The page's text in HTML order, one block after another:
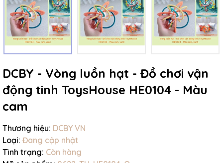
DCBY - Vòng luồn hạt - Đồ chơi vận
động tinh ToysHouse HE0104 - Màu
cam
Thương hiệu: DCBY VN
Loại: Đang cập nhật
Tình trạng: Còn hàng